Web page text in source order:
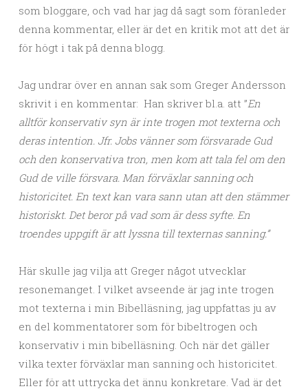
som bloggare, och vad har jag då sagt som föranleder
denna kommentar, eller är det en kritik mot att det är
för högt i tak på denna blogg.
Jag undrar över en annan sak som Greger Andersson
skrivit i en kommentar: Han skriver bl.a. att ”En
alltför konservativ syn är inte trogen mot texterna och
deras intention. Jfr. Jobs vänner som försvarade Gud
och den konservativa tron, men kom att tala fel om den
Gud de ville försvara. Man förväxlar sanning och
historicitet. En text kan vara sann utan att den stämmer
historiskt. Det beror på vad som är dess syfte. En
troendes uppgift är att lyssna till texternas sanning.”
Här skulle jag vilja att Greger något utvecklar
resonemanget. I vilket avseende är jag inte trogen
mot texterna i min Bibelläsning, jag uppfattas ju av
en del kommentatorer som för bibeltrogen och
konservativ i min bibelläsning. Och när det gäller
vilka texter förväxlar man sanning och historicitet.
Eller för att uttrycka det ännu konkretare. Vad är det